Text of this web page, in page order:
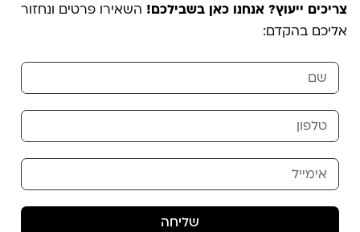
צריכים ייעוץ? אנחנו כאן בשבילכם! השאירו פרטים ונחזור
אליכם בהקדם:
שליחה